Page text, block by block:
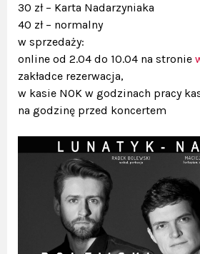
30 zł – Karta Nadarzyniaka
40 zł – normalny
w sprzedaży:
online od 2.04 do 10.04 na stronie
zakładce rezerwacja,
w kasie NOK w godzinach pracy
na godzinę przed koncertem